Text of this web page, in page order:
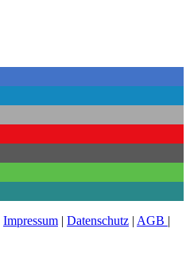
Impressum | Datenschutz | AGB |